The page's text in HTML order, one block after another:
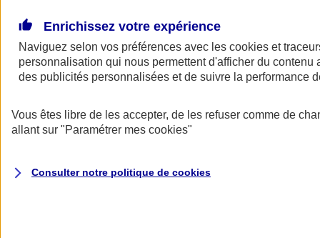
AXA Assurance
Enrichissez votre expérience
Naviguez selon vos préférences avec les cookies et
personnalisation qui nous permettent d'afficher du contenu
des publicités personnalisées et de suivre la performance
Vous êtes libre de les accepter, de les refuser comme de
allant sur "Paramétrer mes cookies"
Consulter notre politique de cookies